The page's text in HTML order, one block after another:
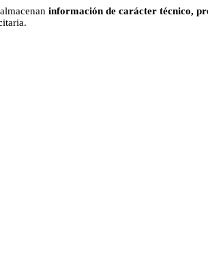
información de carácter técnico,